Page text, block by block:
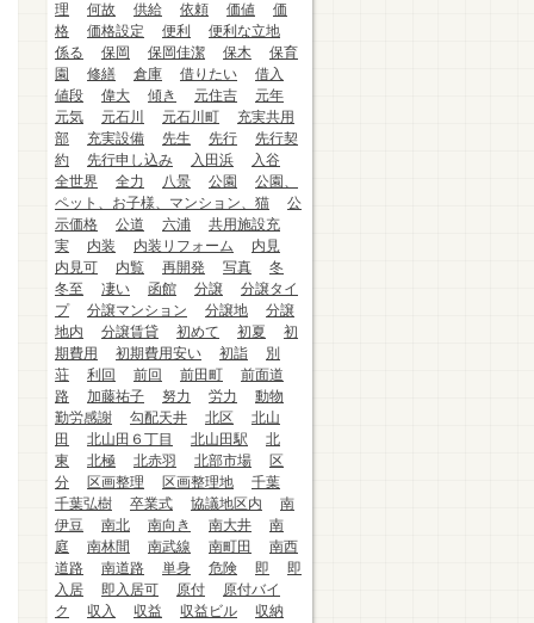
理
何故 供給 依頼 価値
価
格
価格設定 便利
便利な立地
係る
保岡 保岡佳潔 保木
保育
園
修繕 倉庫 借りたい
借入
値段
偉大 傾き 元住吉
元年
元気
元石川 元石川町
充実共用
部
充実設備 先生 先行
先行契
約
先行申し込み 入田浜
入谷
全世界
全力 八景 公園
公園、
ペット、お子様、マンション、猫
公
示価格
公道 六浦
共用施設充
実
内装 内装リフォーム
内見
内見可
内覧 再開発 写真
冬
冬至
凄い 函館 分譲
分譲タイ
プ
分譲マンション 分譲地
分譲
地内
分譲賃貸 初めて 初夏
初
期費用
初期費用安い 初詣
別
荘
利回 前回 前田町
前面道
路
加藤祐子 努力 労力
動物
勤労感謝
勾配天井 北区
北山
田
北山田６丁目 北山田駅
北
東
北極 北赤羽 北部市場
区
分
区画整理 区画整理地
千葉
千葉弘樹
卒業式 協議地区内
南
伊豆
南北 南向き 南大井
南
庭
南林間 南武線 南町田
南西
道路
南道路 単身 危険 即
即
入居
即入居可 原付
原付バイ
ク
収入 収益 収益ビル
収納